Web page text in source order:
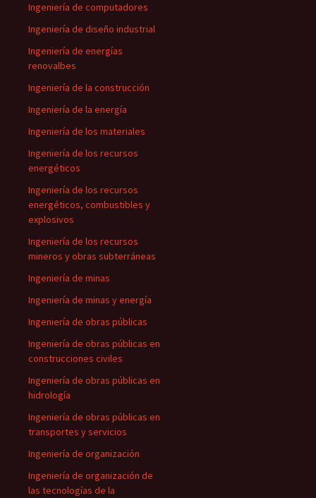
Ingeniería de computadores
Ingeniería de diseño industrial
Ingeniería de energías
renovalbes
Ingeniería de la construcción
Ingeniería de la energía
Ingeniería de los materiales
Ingeniería de los recursos
energéticos
Ingeniería de los recursos
energéticos, combustibles y
explosivos
Ingeniería de los recursos
mineros y obras subterráneas
Ingeniería de minas
Ingeniería de minas y energía
Ingeniería de obras públicas
Ingeniería de obras públicas en
construcciones civiles
Ingeniería de obras públicas en
hidrología
Ingeniería de obras públicas en
transportes y servicios
Ingeniería de organización
Ingeniería de organización de
las tecnologías de la